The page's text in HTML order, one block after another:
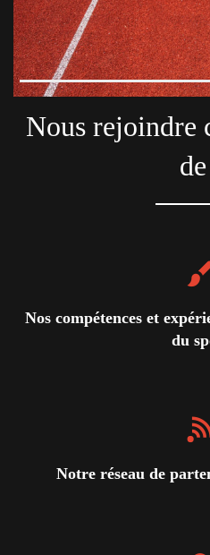
Je suis un club, je
Nous rejoindre
Nos compétences et
du
Notre réseau de